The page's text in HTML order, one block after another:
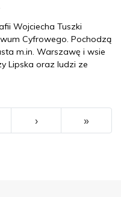
Wojciecha Tuszki
Cyfrowego. Pochodzą
m.in. Warszawę i wsie
Lipska oraz ludzi ze
››› »